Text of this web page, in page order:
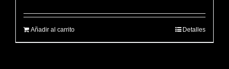
Añadir al carrito Detalles